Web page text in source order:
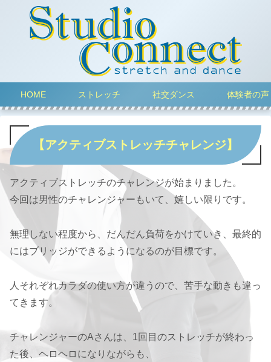
HOME ストレッチ 社交ダンス 体験者の声
【アクティブストレッチチャレンジ】
アクティブストレッチのチャレンジが始まりました。
今回は男性のチャレンジャーもいて、嬉しい限りです。
無理しない程度から、だんだん負荷をかけていき、最終的
にはブリッジができるようになるのが目標です。
人それぞれカラダの使い方が違うので、苦手な動きも違っ
てきます。
チャレンジャーのAさんは、1回目のストレッチが終わっ
た後、ヘロヘロになりながらも、